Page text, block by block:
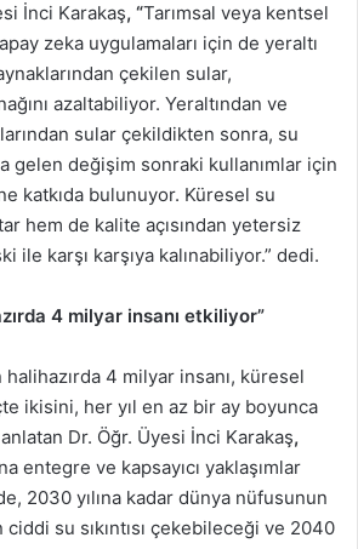
İnci Karakaş, “Tarımsal veya kentsel
zeka uygulamaları için de yeraltı
çekilen sular,
azaltabiliyor. Yeraltından ve
sular çekildikten sonra, su
gelen değişim sonraki kullanımlar için
katkıda bulunuyor. Küresel su
hem de kalite açısından yetersiz
ile karşı karşıya kalınabiliyor.” dedi.
4 milyar insanı etkiliyor”
halihazırda 4 milyar insanı, küresel
ikisini, her yıl en az bir ay boyunca
Dr. Öğr. Üyesi İnci Karakaş,
entegre ve kapsayıcı yaklaşımlar
2030 yılına kadar dünya nüfusunun
ciddi su sıkıntısı çekebileceği ve 2040